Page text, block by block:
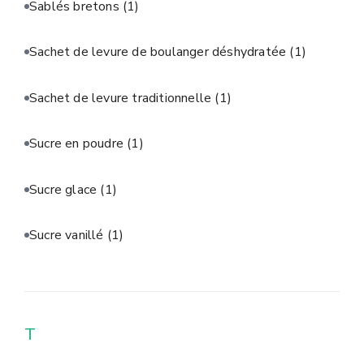
Sablés bretons (1)
Sachet de levure de boulanger déshydratée (1)
Sachet de levure traditionnelle (1)
Sucre en poudre (1)
Sucre glace (1)
Sucre vanillé (1)
T